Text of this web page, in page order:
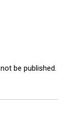
be published.